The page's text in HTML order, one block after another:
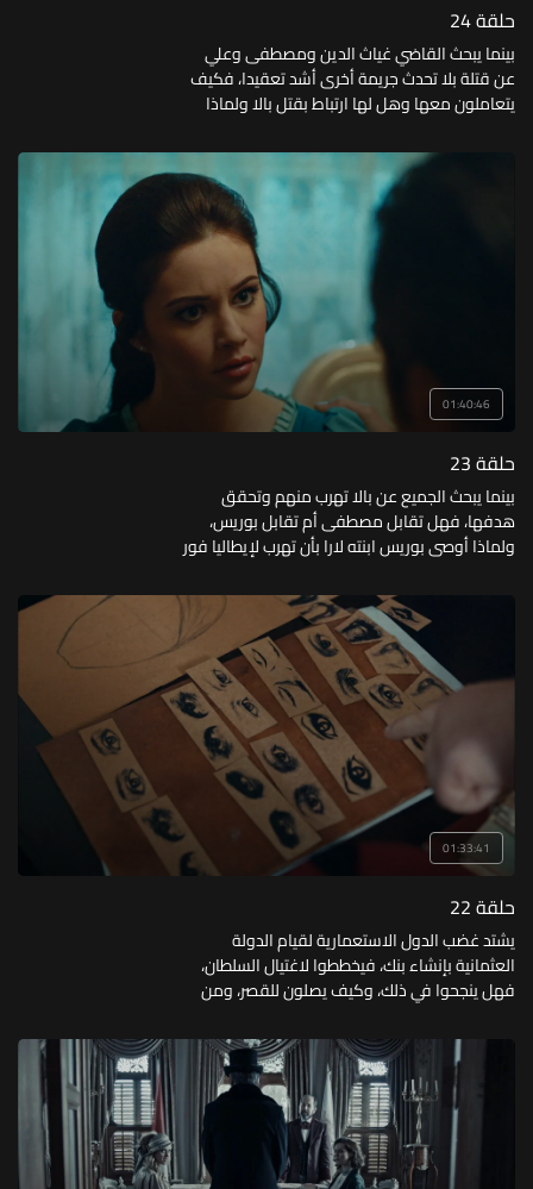
حلقة 24
بينما يبحث القاضي غياث الدين ومصطفى وعلي
عن قتلة بلا تحدث جريمة أخرى أشد تعقيدا، فكيف
يتعاملون معها وهل لها ارتباط بقتل بالا ولماذا
01:40:46
حلقة 23
بينما يبحث الجميع عن بالا تهرب منهم وتحقق
هدفها، فهل تقابل مصطفى أم تقابل بوريس،
ولماذا أوصى بوريس ابنته لارا بأن تهرب لإيطاليا فور
01:33:41
حلقة 22
يشتد غضب الدول الاستعمارية لقيام الدولة
العثمانية بإنشاء بنك، فيخططوا لاغتيال السلطان،
فهل ينجحوا في ذلك، وكيف يصلون للقصر، ومن